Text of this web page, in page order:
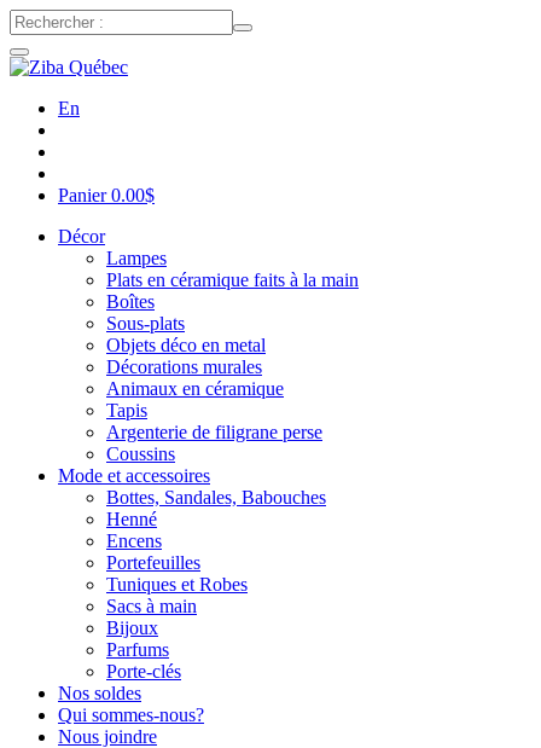
En
Panier0.00$
Décor
Lampes
Plats en céramique faits à la main
Boîtes
Sous-plats
Objets déco en metal
Décorations murales
Animaux en céramique
Tapis
Argenterie de filigrane perse
Coussins
Mode et accessoires
Bottes, Sandales, Babouches
Henné
Encens
Portefeuilles
Tuniques et Robes
Sacs à main
Bijoux
Parfums
Porte-clés
Nos soldes
Qui sommes-nous?
Nous joindre